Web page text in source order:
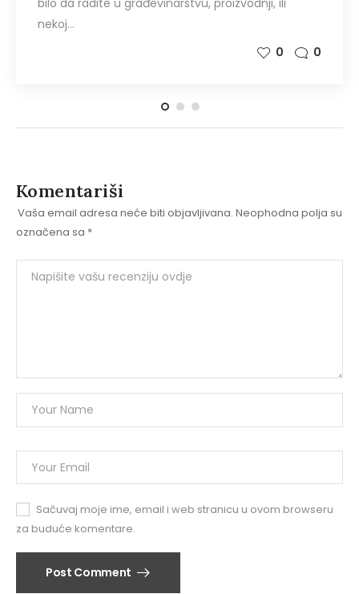
nekoj…
0
0
Komentariši
Vaša email adresa neće biti objavljivana. Neophodna polja su
označena sa *
Sačuvaj moje ime, email i web stranicu u ovom browseru
za buduće komentare.
Post Comment